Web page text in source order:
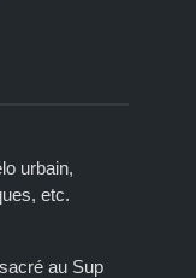
urbain,
etc.
au Sup